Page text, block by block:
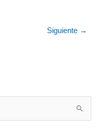
Siguiente →